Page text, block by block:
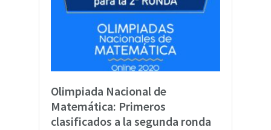
Olimpiada Nacional de
Matemática: Primeros
clasificados a la segunda ronda